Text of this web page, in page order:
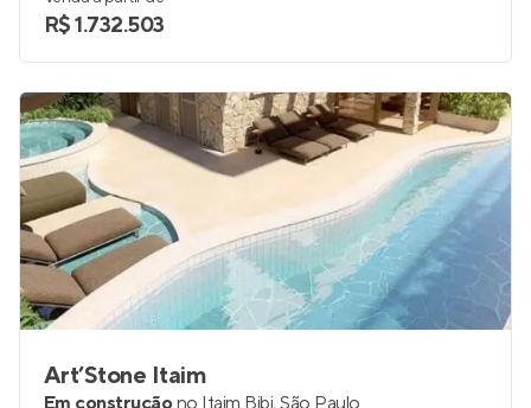
R$ 1.732.503
Art’Stone Itaim
Em construçãono Itaim Bibi,São Paulo